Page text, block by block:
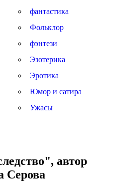
фантастика
Фольклор
фэнтези
Эзотерика
Эротика
Юмор и сатира
Ужасы
автор
Серова